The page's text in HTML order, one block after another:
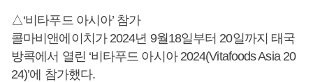
△‘비타푸드 아시아’ 참가
콜마비앤에이치가 2024년 9월18일부터 20일까지 태국
방콕에서 열린 ‘비타푸드 아시아 2024(Vitafoods Asia 20
24)’에 참가했다.